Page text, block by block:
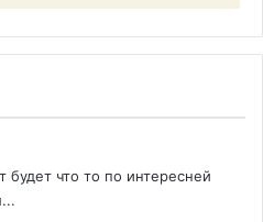
будет что то по интересней